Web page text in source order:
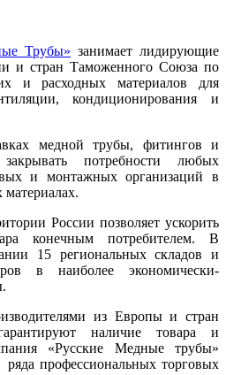
Трубы» занимает лидирующие
и стран Таможенного Союза по
и расходных материалов для
кондиционирования и
медной трубы, фитингов и
закрывать потребности любых
и монтажных организаций в
России позволяет ускорить
конечным потребителем. В
15 региональных складов и
в наиболее экономически-
из Европы и стран
наличие товара и
«Русские Медные трубы»
профессиональных торговых